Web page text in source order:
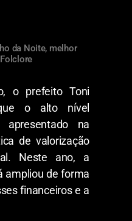
da Noite, melhor
o prefeito Toni
o alto nível
na
de valorização
Neste ano, a
ampliou de forma
financeiros e a